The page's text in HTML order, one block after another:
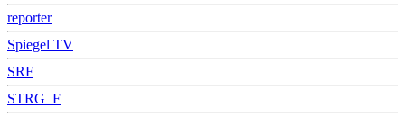
reporter
Spiegel TV
SRF
STRG_F